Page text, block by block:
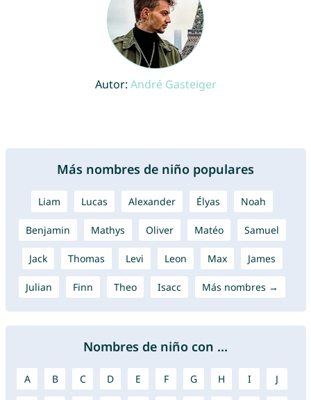
Autor: André Gasteiger
Más nombres de niño populares
Liam Lucas Alexander Élyas Noah
Benjamin Mathys Oliver Matéo Samuel
Jack Thomas Levi Leon Max James
Julian Finn Theo Isacc Más nombres →
Nombres de niño con ...
A B C D E F G H I J